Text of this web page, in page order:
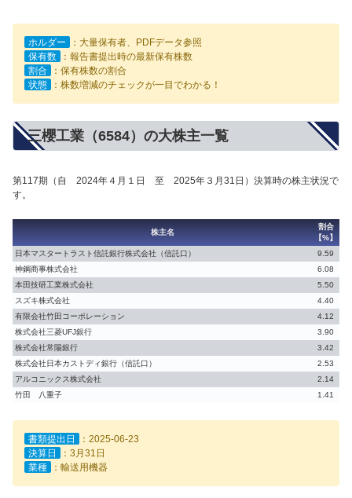
ホルダー
：大量保有者、PDFデータ参照
保有数
：報告書提出時の最新保有株数
割合
：保有株数の割合
状態
：株数増減のチェックが一目でわかる！
三櫻工業（6584）の大株主一覧
第117期（自 2024年４月１日 至 2025年３月31日）決算時の株主状況で
す。
株主名
割合
【%】
日本マスタートラスト信託銀行株式会社（信託口）
9.59
神鋼商事株式会社
6.08
本田技研工業株式会社
5.50
スズキ株式会社
4.40
有限会社竹田コーポレーション
4.12
株式会社三菱UFJ銀行
3.90
株式会社常陽銀行
3.42
株式会社日本カストディ銀行（信託口）
2.53
アルコニックス株式会社
2.14
竹田 八重子
1.41
書類提出日
：2025-06-23
決算日
：3月31日
業種
：輸送用機器